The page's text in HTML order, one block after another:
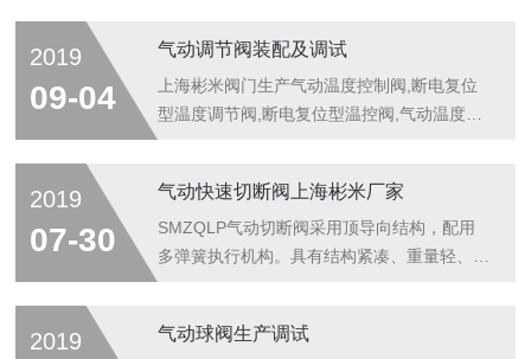
制运转。
2019
09-04
气动调节阀装配及调试
上海彬米阀门生产气动温度控制阀,断电复位
型温度调节阀,断电复位型温控阀,气动温度调
上乘,价格优惠,欢迎订购!
2019
07-30
气动快速切断阀上海彬米厂家
SMZQLP气动切断阀采用顶导向结构，配用
多弹簧执行机构。具有结构紧凑、重量轻、动
2019 气动球阀生产调试